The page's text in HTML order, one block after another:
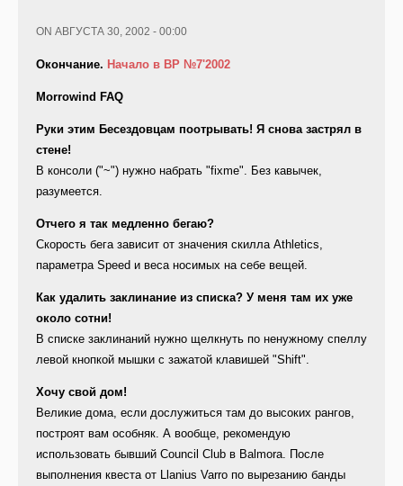
ON АВГУСТА 30, 2002 - 00:00
Окончание. Начало в ВР №7'2002
Morrowind FAQ
Руки этим Бесездовцам поотрывать! Я снова застрял в
стене!
В консоли ("~") нужно набрать "fixme". Без кавычек,
разумеется.
Отчего я так медленно бегаю?
Скорость бега зависит от значения скилла Athletics,
параметра Speed и веса носимых на себе вещей.
Как удалить заклинание из списка? У меня там их уже
около сотни!
В списке заклинаний нужно щелкнуть по ненужному спеллу
левой кнопкой мышки с зажатой клавишей "Shift".
Хочу cвой дом!
Великие дома, если дослужиться там до высоких рангов,
построят вам особняк. А вообще, рекомендую
использовать бывший Council Club в Balmora. После
выполнения квеста от Llanius Varro по вырезанию банды